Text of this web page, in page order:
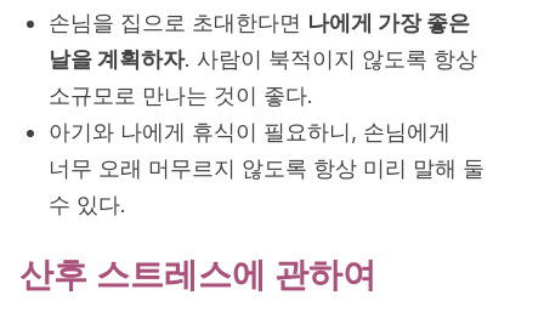
손님을 집으로 초대한다면 나에게 가장 좋은
날을 계획하자. 사람이 북적이지 않도록 항상
소규모로 만나는 것이 좋다.
아기와 나에게 휴식이 필요하니, 손님에게
너무 오래 머무르지 않도록 항상 미리 말해 둘
수 있다.
산후 스트레스에 관하여